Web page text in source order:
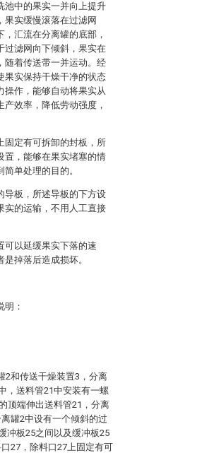
池中的果实一并向上提升
果实缓慢滚落在过滤网
汇流在分离罐的底部，
过滤网向下倾斜，果实在
随着传送带一并运动。经
果实保持干燥干净的状态
操作，能够自动将果实从
效率，降低劳动强度，
固定有可拆卸的封板，所
置，能够在果实堵塞的情
单处理的目的。
导板，所述导板的下方设
实的运输，不用人工直接
可以延缓果实下落的速
掉落后造成损坏。
：
2和传送干燥装置3，分离
，送料管21中安装有一螺
顶端伸出送料管21，分离
罐2中设有一个倾斜的过
冲板25之间以及缓冲板25
27，除料口27上固定有可